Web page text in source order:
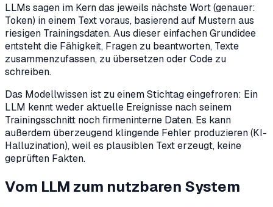
LLMs sagen im Kern das jeweils nächste Wort (genauer:
Token) in einem Text voraus, basierend auf Mustern aus
riesigen Trainingsdaten. Aus dieser einfachen Grundidee
entsteht die Fähigkeit, Fragen zu beantworten, Texte
zusammenzufassen, zu übersetzen oder Code zu
schreiben.
Das Modellwissen ist zu einem Stichtag eingefroren: Ein
LLM kennt weder aktuelle Ereignisse nach seinem
Trainingsschnitt noch firmeninterne Daten. Es kann
außerdem überzeugend klingende Fehler produzieren (KI-
Halluzination), weil es plausiblen Text erzeugt, keine
geprüften Fakten.
Vom LLM zum nutzbaren System